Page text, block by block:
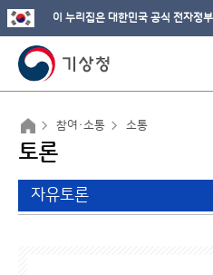
이 누리집은 대한민국 공식 전자정
참여·소통 소통
토론
자유토론